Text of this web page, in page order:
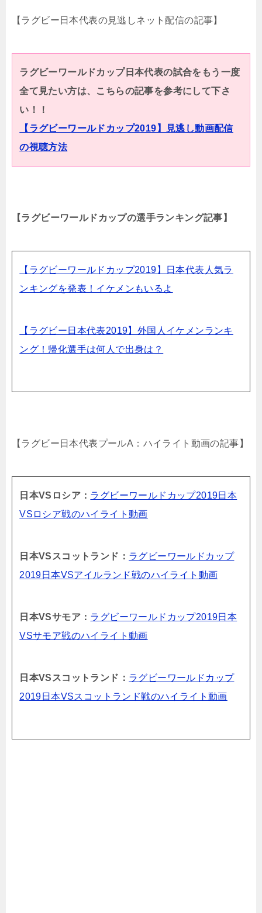
【ラグビー日本代表の見逃しネット配信の記事】
ラグビーワールドカップ日本代表の試合をもう一度
全て見たい方は、こちらの記事を参考にして下さ
い！！
【ラグビーワールドカップ2019】見逃し動画配信
の視聴方法
【ラグビーワールドカップの選手ランキング記事】
【ラグビーワールドカップ2019】日本代表人気ラ
ンキングを発表！イケメンもいるよ
【ラグビー日本代表2019】外国人イケメンランキ
ング！帰化選手は何人で出身は？
【ラグビー日本代表プールA：ハイライト動画の記事】
日本VSロシア： ラグビーワールドカップ2019日本
VSロシア戦のハイライト動画
日本VSスコットランド： ラグビーワールドカップ
2019日本VSアイルランド戦のハイライト動画
日本VSサモア： ラグビーワールドカップ2019日本
VSサモア戦のハイライト動画
日本VSスコットランド： ラグビーワールドカップ
2019日本VSスコットランド戦のハイライト動画